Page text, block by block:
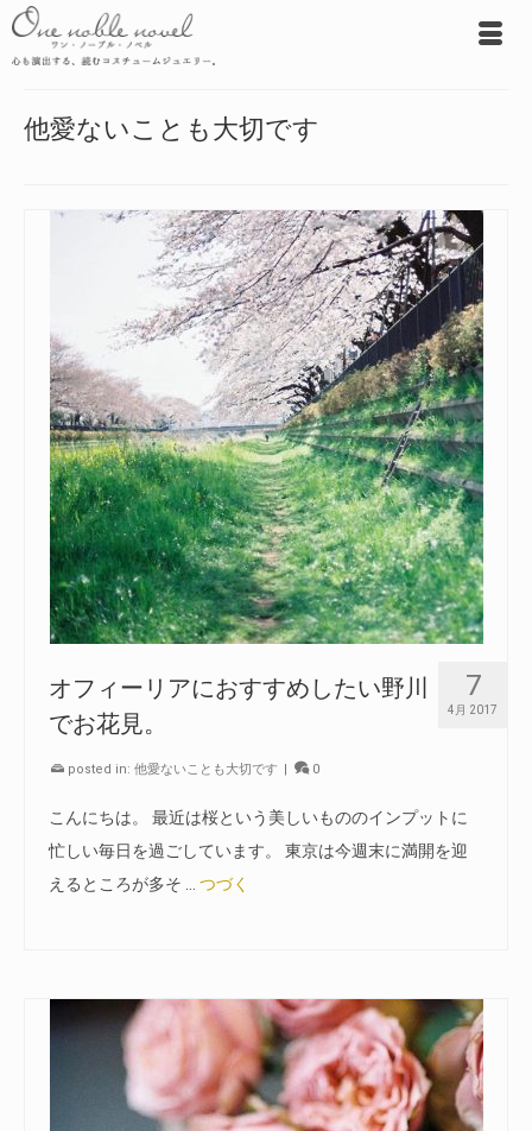
他愛ないことも大切です
7
4月 2017
オフィーリアにおすすめしたい野川
でお花見。
posted in: 他愛ないことも大切です | 0
こんにちは。 最近は桜という美しいもののインプットに
忙しい毎日を過ごしています。 東京は今週末に満開を迎
えるところが多そ … つづく